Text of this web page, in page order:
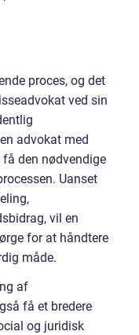
proces, og det
ved sin
advokat med
den nødvendige
Uanset
vil en
for at håndtere
måde.
af
få et bredere
og juridisk